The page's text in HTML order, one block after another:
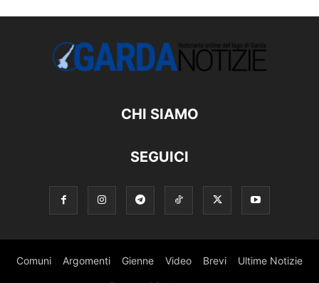
CHI SIAMO
SEGUICI
Comuni Argomenti Gienne Video Brevi Ultime Notizie